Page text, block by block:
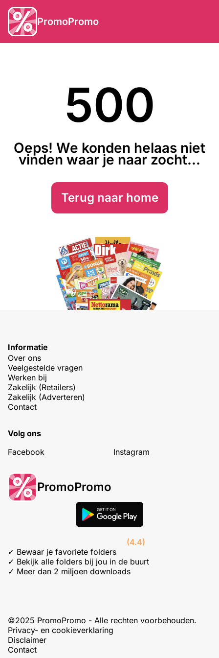
PromoPromo
500
Oeps! We konden helaas niet
vinden waar je naar zocht...
Terug naar home
Informatie
Over ons
Veelgestelde vragen
Werken bij
Zakelijk (Retailers)
Zakelijk (Adverteren)
Contact
Volg ons
Facebook
Instagram
PromoPromo
(4.4)
✓ Bewaar je favoriete folders
✓ Bekijk alle folders bij jou in de buurt
✓ Meer dan 2 miljoen downloads
©2025 PromoPromo - Alle rechten voorbehouden.
Privacy- en cookieverklaring
Disclaimer
Contact